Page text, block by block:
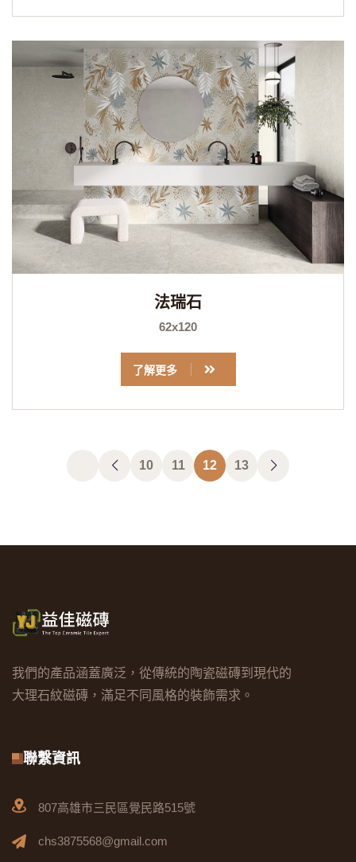
法瑞石
62x120
了解更多
10 11 12 13
我們的產品涵蓋廣泛，從傳統的陶瓷磁磚到現代的
大理石紋磁磚，滿足不同風格的裝飾需求。
聯繫資訊
807高雄市三民區覺民路515號
chs3875568@gmail.com